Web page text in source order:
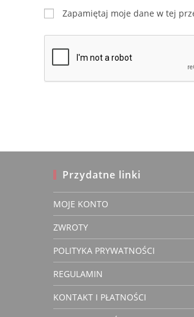
name
or
username
comment
Zapamiętaj moje dane w tej
Przydatne linki
MOJE KONTO
ZWROTY
POLITYKA PRYWATNOŚCI
REGULAMIN
KONTAKT I PŁATNOŚCI